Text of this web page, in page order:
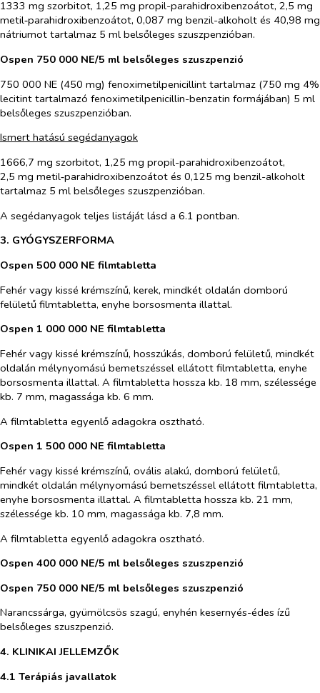
1333 mg szorbitot, 1,25 mg propil-parahidroxibenzoátot, 2,5 mg
metil‑parahidroxibenzoátot, 0,087 mg benzil-alkoholt és 40,98 mg
nátriumot tartalmaz 5 ml belsőleges szuszpenzióban.
Ospen 750 000 NE/5 ml belsőleges szuszpenzió
750 000 NE (450 mg) fenoximetilpenicillint tartalmaz (750 mg 4%
lecitint tartalmazó fenoximetilpenicillin-benzatin formájában) 5 ml
belsőleges szuszpenzióban.
Ismert hatású segédanyagok
1666,7 mg szorbitot, 1,25 mg propil-parahidroxibenzoátot,
2,5 mg metil‑parahidroxibenzoátot és 0,125 mg benzil-alkoholt
tartalmaz 5 ml belsőleges szuszpenzióban.
A segédanyagok teljes listáját lásd a 6.1 pontban.
3. GYÓGYSZERFORMA
Ospen 500 000 NE filmtabletta
Fehér vagy kissé krémszínű, kerek, mindkét oldalán domború
felületű filmtabletta, enyhe borsosmenta illattal.
Ospen 1 000 000 NE filmtabletta
Fehér vagy kissé krémszínű, hosszúkás, domború felületű, mindkét
oldalán mélynyomású bemetszéssel ellátott filmtabletta, enyhe
borsosmenta illattal. A filmtabletta hossza kb. 18 mm, szélessége
kb. 7 mm, magassága kb. 6 mm.
A filmtabletta egyenlő adagokra osztható.
Ospen 1 500 000 NE filmtabletta
Fehér vagy kissé krémszínű, ovális alakú, domború felületű,
mindkét oldalán mélynyomású bemetszéssel ellátott filmtabletta,
enyhe borsosmenta illattal. A filmtabletta hossza kb. 21 mm,
szélessége kb. 10 mm, magassága kb. 7,8 mm.
A filmtabletta egyenlő adagokra osztható.
Ospen 400 000 NE/5 ml belsőleges szuszpenzió
Ospen 750 000 NE/5 ml belsőleges szuszpenzió
Narancssárga, gyümölcsös szagú, enyhén kesernyés-édes ízű
belsőleges szuszpenzió.
4. KLINIKAI JELLEMZŐK
4.1 Terápiás javallatok